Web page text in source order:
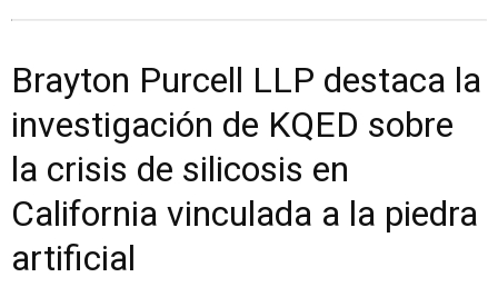
Brayton Purcell LLP destaca la
investigación de KQED sobre
la crisis de silicosis en
California vinculada a la piedra
artificial